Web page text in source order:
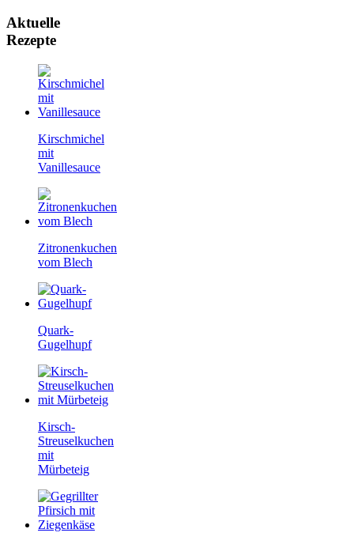
Aktuelle
Rezepte
Kirschmichel
mit
Vanillesauce
Zitronenkuchen
vom Blech
Quark-
Gugelhupf
Kirsch-
Streuselkuchen
mit
Mürbeteig